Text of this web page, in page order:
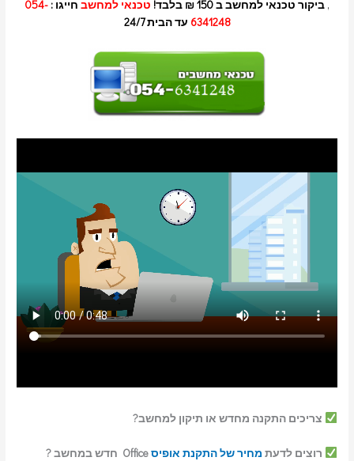
,ביקור טכנאי למחשב ב 150 ₪ בלבד! טכנאי למחשב חייגו :054-
6341248 עד הבית 24/7
צריכים התקנה מחדש או תיקון למחשב?
רוצים לדעת מחיר של התקנת אופיסOffice חדש במחשב ?